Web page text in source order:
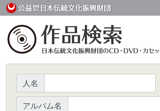
人名
アルバム名